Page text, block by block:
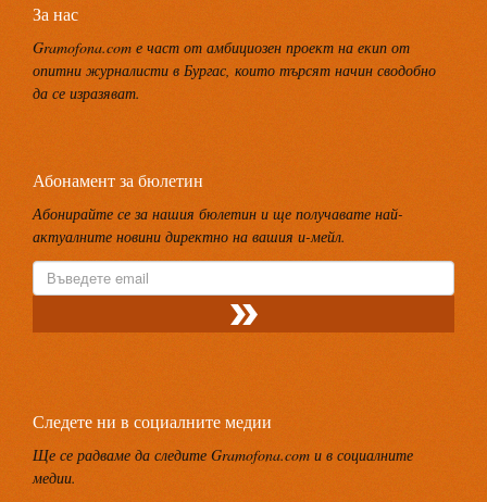
За нас
Gramofona.com е част от амбициозен проект на екип от
опитни журналисти в Бургас, които търсят начин сводобно
да се изразяват.
Абонамент за бюлетин
Абонирайте се за нашия бюлетин и ще получавате най-
актуалните новини директно на вашия и-мейл.
Следете ни в социалните медии
Ще се радваме да следите Gramofona.com и в социалните
медии.